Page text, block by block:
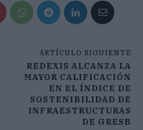
ARTÍCULO SIGUIENTE
REDEXIS ALCANZA LA
MAYOR CALIFICACIÓN
EN EL ÍNDICE DE
SOSTENIBILIDAD DE
INFRAESTRUCTURAS
DE GRESB